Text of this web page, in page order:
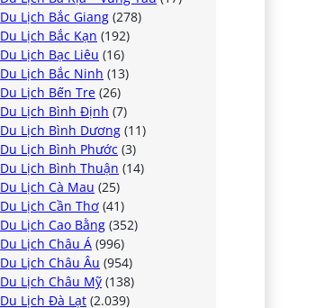
Du Lịch Bắc Giang (278)
Du Lịch Bắc Kạn (192)
Du Lịch Bạc Liêu (16)
Du Lịch Bắc Ninh (13)
Du Lịch Bến Tre (26)
Du Lịch Bình Định (7)
Du Lịch Bình Dương (11)
Du Lịch Bình Phước (3)
Du Lịch Bình Thuận (14)
Du Lịch Cà Mau (25)
Du Lịch Cần Thơ (41)
Du Lịch Cao Bằng (352)
Du Lịch Châu Á (996)
Du Lịch Châu Âu (954)
Du Lịch Châu Mỹ (138)
Du Lịch Đà Lạt (2.039)